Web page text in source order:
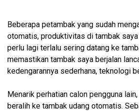
Beberapa petambak yang sudah
otomatis, produktivitas di tambak
perlu lagi terlalu sering datang ke
memastikan tambak saya berjalan
kedengarannya sederhana, teknologi
Menarik perhatian calon pengguna
beralih ke tambak udang otomatis.